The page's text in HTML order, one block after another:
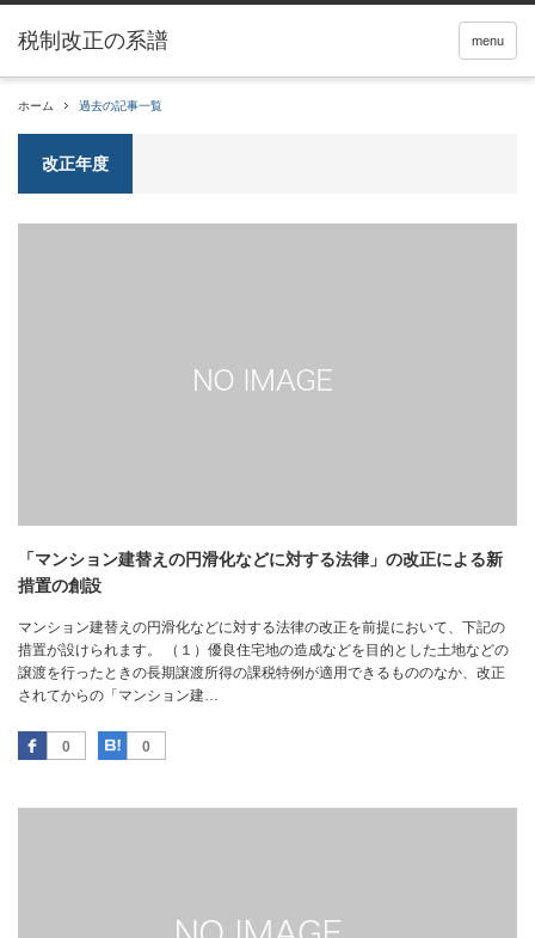
税制改正の系譜 menu
ホーム 過去の記事一覧
改正年度
「マンション建替えの円滑化などに対する法律」の改正による新
措置の創設
マンション建替えの円滑化などに対する法律の改正を前提において、下記の
措置が設けられます。 （１）優良住宅地の造成などを目的とした土地などの
譲渡を行ったときの長期譲渡所得の課税特例が適用できるもののなか、改正
されてからの「マンション建…
0
Facebook 0
はてなブックマーク